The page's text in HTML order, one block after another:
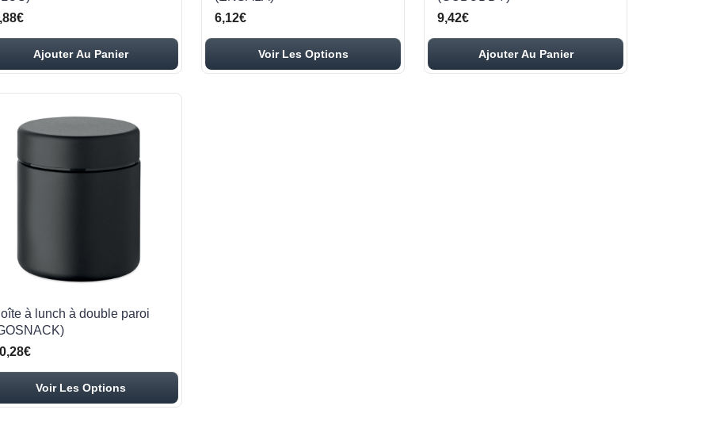
Ajouter Au Panier
6,12€
Voir Les Options
9,42€
Ajouter Au Panier
à lunch à double paroi
Voir Les Options